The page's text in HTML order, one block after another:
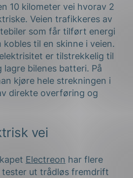
10 kilometer vei hvorav 2
Veien trafikkeres av
som får tilført energi
kobles til en skinne i veien.
er tilstrekkelig til
bilenes batteri. På
kjøre hele strekningen i
direkte overføring og
vei
Electreon har flere
tester ut trådløs fremdrift